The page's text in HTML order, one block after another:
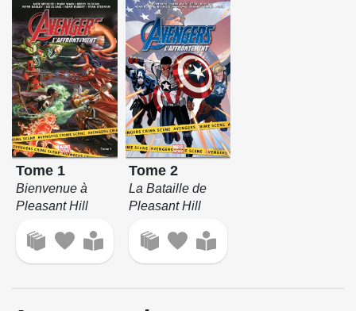
Tome 1
Bienvenue à
Pleasant Hill
Tome 2
La Bataille de
Pleasant Hill